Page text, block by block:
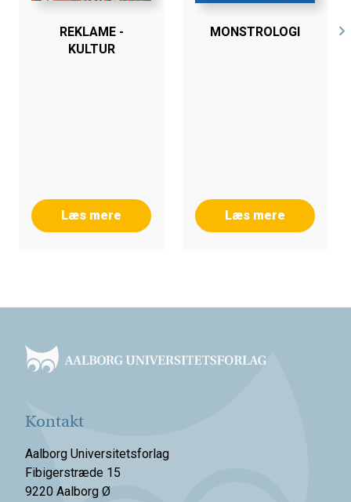
REKLAME -
KULTUR
Læs mere
MONSTROLOGI
Læs mere
Kontakt
Aalborg Universitetsforlag
Fibigerstræde 15
9220 Aalborg Ø